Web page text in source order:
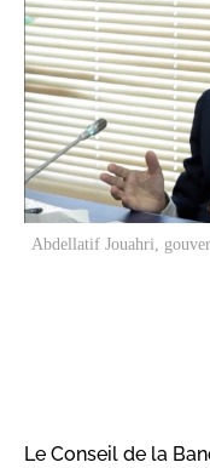
Abdellatif Jouahri,
Le Conseil de la